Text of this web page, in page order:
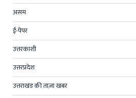
असम
ई-पेपर
उत्तरकाशी
उत्तरप्रदेश
उत्तराखंड की ताज़ा खबर